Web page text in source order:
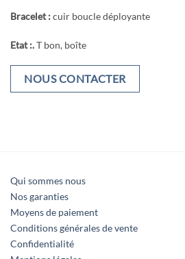
Bracelet :cuir boucle déployante
Etat :.T bon, boîte
NOUS CONTACTER
Qui sommes nous
Nos garanties
Moyens de paiement
Conditions générales de vente
Confidentialité